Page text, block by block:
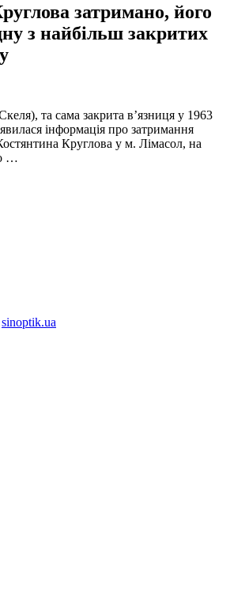
затримано, його
з найбільш закритих
та сама закрита в’язниця у 1963
інформація про затримання
Круглова у м. Лімасол, на
…
sinoptik.ua